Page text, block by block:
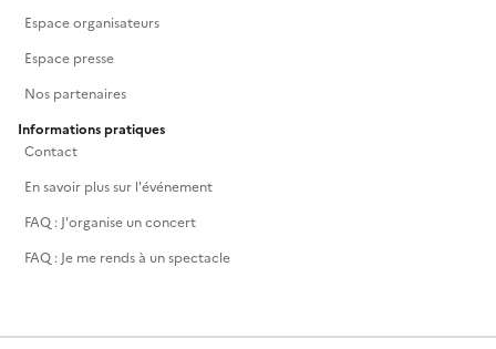
Espace organisateurs
Espace presse
Nos partenaires
Informations pratiques
Contact
En savoir plus sur l'événement
FAQ : J'organise un concert
FAQ : Je me rends à un spectacle